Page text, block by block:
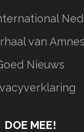
van
Nieuws
DOE MEE!